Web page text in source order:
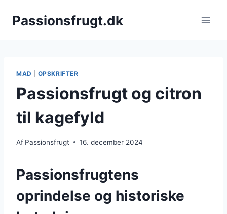
Passionsfrugt.dk
MAD OPSKRIFTER
Passionsfrugt og citron
til kagefyld
Af Passionsfrugt 16. december 2024
Passionsfrugtens
oprindelse og historiske